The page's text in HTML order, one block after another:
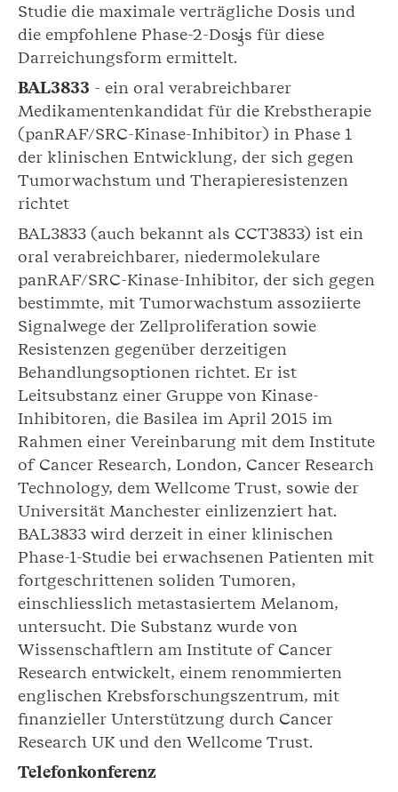
Studie die maximale verträgliche Dosis und
die empfohlene Phase-2-Dosis für diese
Darreichungsform ermittelt.
5
BAL3833 - ein oral verabreichbarer
Medikamentenkandidat für die Krebstherapie
(panRAF/SRC-Kinase-Inhibitor) in Phase 1
der klinischen Entwicklung, der sich gegen
Tumorwachstum und Therapieresistenzen
richtet
BAL3833 (auch bekannt als CCT3833) ist ein
oral verabreichbarer, niedermolekulare
panRAF/SRC-Kinase-Inhibitor, der sich gegen
bestimmte, mit Tumorwachstum assoziierte
Signalwege der Zellproliferation sowie
Resistenzen gegenüber derzeitigen
Behandlungsoptionen richtet. Er ist
Leitsubstanz einer Gruppe von Kinase-
Inhibitoren, die Basilea im April 2015 im
Rahmen einer Vereinbarung mit dem Institute
of Cancer Research, London, Cancer Research
Technology, dem Wellcome Trust, sowie der
Universität Manchester einlizenziert hat.
BAL3833 wird derzeit in einer klinischen
Phase-1-Studie bei erwachsenen Patienten mit
fortgeschrittenen soliden Tumoren,
einschliesslich metastasiertem Melanom,
untersucht. Die Substanz wurde von
Wissenschaftlern am Institute of Cancer
Research entwickelt, einem renommierten
englischen Krebsforschungszentrum, mit
finanzieller Unterstützung durch Cancer
Research UK und den Wellcome Trust.
Telefonkonferenz